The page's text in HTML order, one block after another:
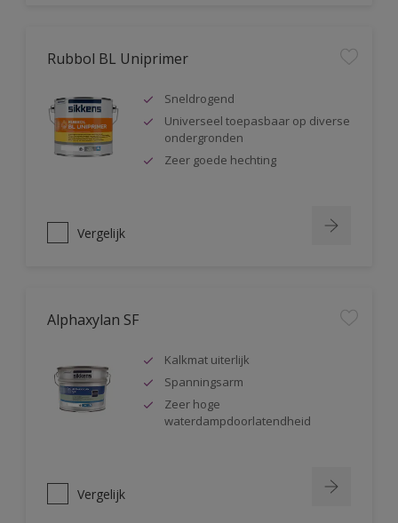
Rubbol BL Uniprimer
Sneldrogend
Universeel toepasbaar op diverse
ondergronden
Zeer goede hechting
Vergelijk
Alphaxylan SF
Kalkmat uiterlijk
Spanningsarm
Zeer hoge
waterdampdoorlatendheid
Vergelijk